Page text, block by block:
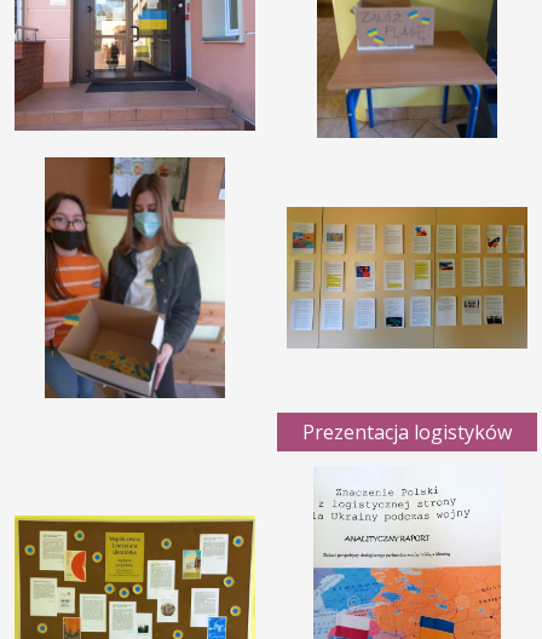
Prezentacja logistyków